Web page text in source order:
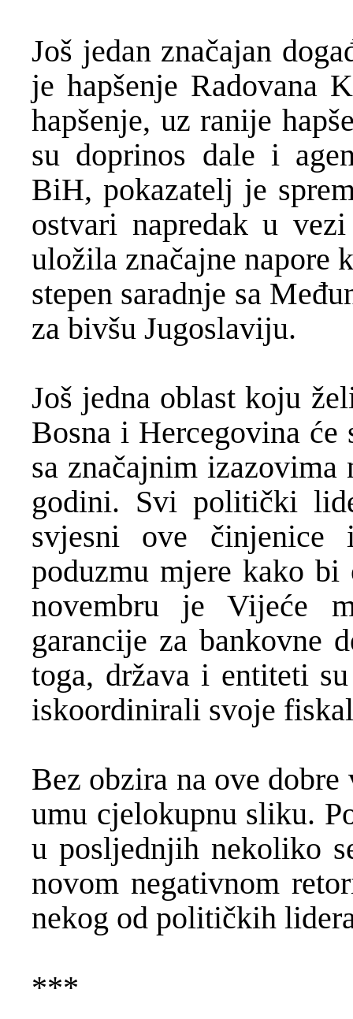
Još jedan značajan
je hapšenje Radovana
hapšenje, uz ranije
su doprinos dale i
BiH, pokazatelj je
ostvari napredak u
uložila značajne napore
stepen saradnje sa
za bivšu Jugoslaviju.
Još jedna oblast koju
Bosna i Hercegovina
sa značajnim izazovima
godini. Svi politički
svjesni ove činjenice
poduzmu mjere kako
novembru je Vijeće
garancije za bankovne
toga, država i entiteti
iskoordinirali svoje
Bez obzira na ove
umu cjelokupnu sliku.
u posljednjih nekoliko
novom negativnom
nekog od političkih
***